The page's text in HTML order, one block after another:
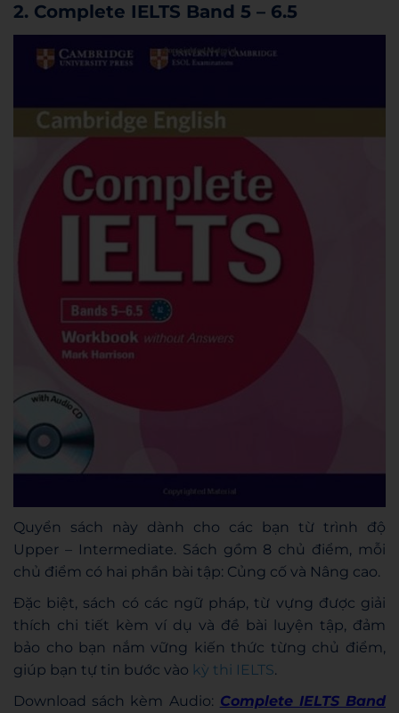
2. Complete IELTS Band 5 – 6.5
Quyển sách này dành cho các bạn từ trình độ
Upper – Intermediate. Sách gồm 8 chủ điểm, mỗi
chủ điểm có hai phần bài tập: Củng cố và Nâng cao.
Đặc biệt, sách có các ngữ pháp, từ vựng được giải
thích chi tiết kèm ví dụ và đề bài luyện tập, đảm
bảo cho bạn nắm vững kiến thức từng chủ điểm,
giúp bạn tự tin bước vào kỳ thi IELTS.
Download sách kèm Audio: Complete IELTS Band